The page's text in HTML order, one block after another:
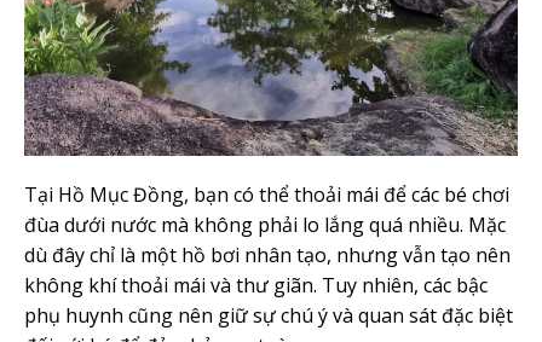
Tại Hồ Mục Đồng, bạn có thể thoải mái để các bé chơi
đùa dưới nước mà không phải lo lắng quá nhiều. Mặc
dù đây chỉ là một hồ bơi nhân tạo, nhưng vẫn tạo nên
không khí thoải mái và thư giãn. Tuy nhiên, các bậc
phụ huynh cũng nên giữ sự chú ý và quan sát đặc biệt